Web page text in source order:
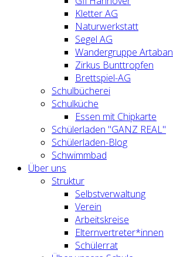
Kletter AG
Naturwerkstatt
Segel AG
Wandergruppe Artaban
Zirkus Bunttropfen
Brettspiel-AG
Schulbücherei
Schulküche
Essen mit Chipkarte
Schülerladen "GANZ REAL"
Schülerladen-Blog
Schwimmbad
Über uns
Struktur
Selbstverwaltung
Verein
Arbeitskreise
Elternvertreter*innen
Schülerrat